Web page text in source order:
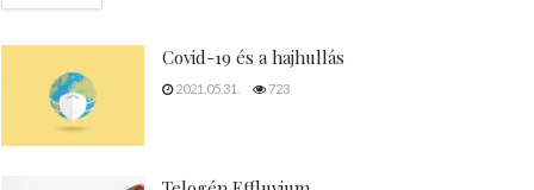
Covid-19 és a hajhullás
2021.05.31. 723